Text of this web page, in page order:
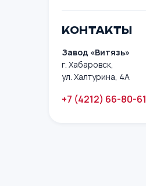
КОНТАКТЫ
Завод «Витязь»
г. Хабаровск,
ул. Халтурина, 4А
+7 (4212) 66-80-61